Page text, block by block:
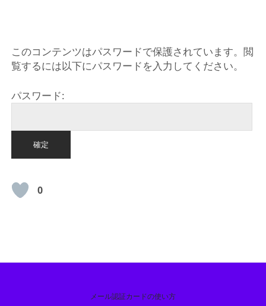
このコンテンツはパスワードで保護されています。閲
覧するには以下にパスワードを入力してください。
パスワード:
0
メール認証カードの使い方